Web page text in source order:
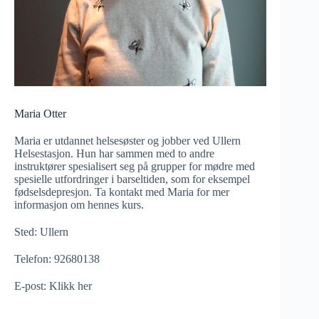
Maria Otter
Maria er utdannet helsesøster og jobber ved Ullern
Helsestasjon. Hun har sammen med to andre
instruktører spesialisert seg på grupper for mødre med
spesielle utfordringer i barseltiden, som for eksempel
fødselsdepresjon. Ta kontakt med Maria for mer
informasjon om hennes kurs.
Sted: Ullern
Telefon: 92680138
E-post: Klikk her